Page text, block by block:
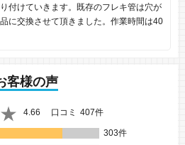
付けていきます。既存のフレキ管は穴が
に交換させて頂きました。作業時間は40
客様の声
4.66 口コミ 407件
303件